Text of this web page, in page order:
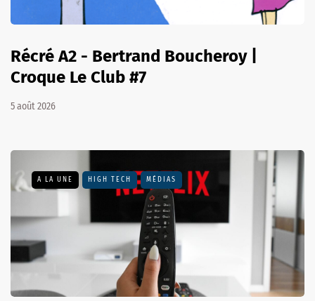
Récré A2 - Bertrand Boucheroy |
Croque Le Club #7
5 août 2026
A LA UNE HIGH TECH MÉDIAS